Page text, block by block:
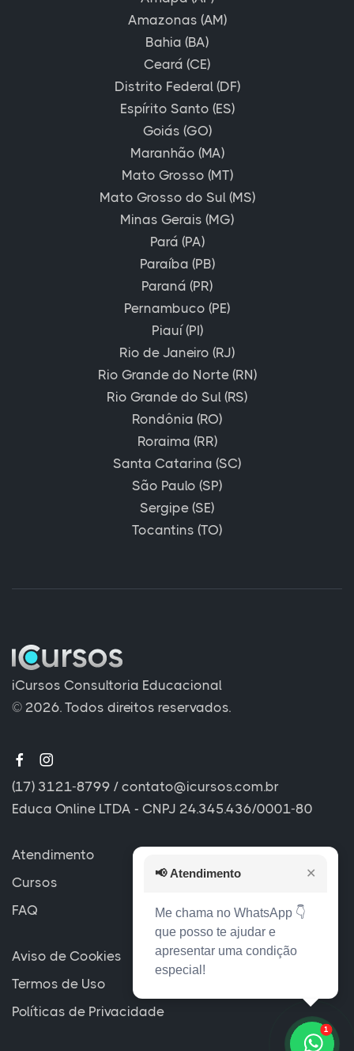
Amazonas (AM)
Bahia (BA)
Ceará (CE)
Distrito Federal (DF)
Espírito Santo (ES)
Goiás (GO)
Maranhão (MA)
Mato Grosso (MT)
Mato Grosso do Sul (MS)
Minas Gerais (MG)
Pará (PA)
Paraíba (PB)
Paraná (PR)
Pernambuco (PE)
Piauí (PI)
Rio de Janeiro (RJ)
Rio Grande do Norte (RN)
Rio Grande do Sul (RS)
Rondônia (RO)
Roraima (RR)
Santa Catarina (SC)
São Paulo (SP)
Sergipe (SE)
Tocantins (TO)
iCursos Consultoria Educacional
© 2026. Todos direitos reservados.
(17) 3121-8799 / contato@icursos.com.br
Educa Online LTDA - CNPJ 24.345.436/0001-80
Atendimento
Cursos
FAQ
Aviso de Cookies
Termos de Uso
Políticas de Privacidade
1
📢 Atendimento ✕
Me chama no WhatsApp 👇
que posso te ajudar e
apresentar uma condição
especial!